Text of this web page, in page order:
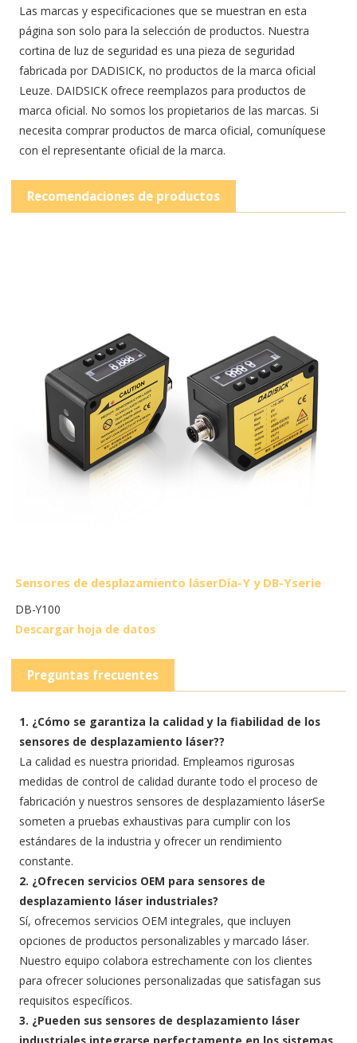
Las marcas y especificaciones que se muestran en esta
página son solo para la selección de productos. Nuestra
cortina de luz de seguridad es una pieza de seguridad
fabricada por DADISICK, no productos de la marca oficial
Leuze. DAIDSICK ofrece reemplazos para productos de
marca oficial. No somos los propietarios de las marcas. Si
necesita comprar productos de marca oficial, comuníquese
con el representante oficial de la marca.
Recomendaciones de productos
Sensores de desplazamiento láserDía-Y y DB-Yserie
DB-Y100
Descargar hoja de datos
Preguntas frecuentes
1. ¿Cómo se garantiza la calidad y la fiabilidad de los
sensores de desplazamiento láser??
La calidad es nuestra prioridad. Empleamos rigurosas
medidas de control de calidad durante todo el proceso de
fabricación y nuestros sensores de desplazamiento láserSe
someten a pruebas exhaustivas para cumplir con los
estándares de la industria y ofrecer un rendimiento
constante.
2. ¿Ofrecen servicios OEM para sensores de
desplazamiento láser industriales?
Sí, ofrecemos servicios OEM integrales, que incluyen
opciones de productos personalizables y marcado láser.
Nuestro equipo colabora estrechamente con los clientes
para ofrecer soluciones personalizadas que satisfagan sus
requisitos específicos.
3. ¿Pueden sus sensores de desplazamiento láser